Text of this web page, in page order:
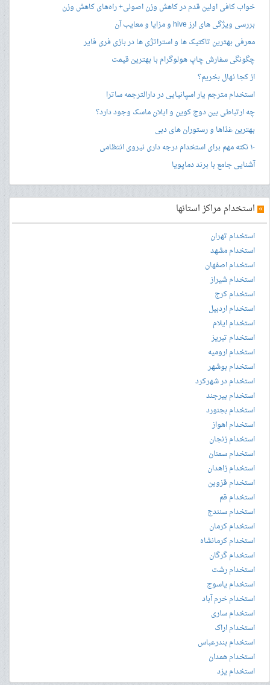
خواب کافی اولین قدم در کاهش وزن اصولی+ راه‌های کاهش وزن
بررسی ویژگی های ارز hive و مزایا و معایب آن
معرفی بهترین تاکتیک ها و استراتژی ها در بازی فری فایر
چگونگی سفارش چاپ هولوگرام با بهترین قیمت
از کجا نهال بخریم؟
استخدام مترجم یار اسپانیایی در دارالترجمه ساترا
چه ارتباطی بین دوج کوین و ایلان ماسک وجود دارد؟
بهترین غذاها و رستوران های دبی
۱۰ نکته مهم برای استخدام درجه داری نیروی انتظامی
آشنایی جامع با برند دماپویا
» استخدام مراکز استانها
استخدام تهران
استخدام مشهد
استخدام اصفهان
استخدام شیراز
استخدام کرج
استخدام اردبیل
استخدام ایلام
استخدام تبریز
استخدام ارومیه
استخدام بوشهر
استخدام در شهرکرد
استخدام بیرجند
استخدام بجنورد
استخدام اهواز
استخدام زنجان
استخدام سمنان
استخدام زاهدان
استخدام قزوین
استخدام قم
استخدام سنندج
استخدام کرمان
استخدام کرمانشاه
استخدام گرگان
استخدام رشت
استخدام یاسوج
استخدام خرم آباد
استخدام ساری
استخدام اراک
استخدام بندرعباس
استخدام همدان
استخدام یزد